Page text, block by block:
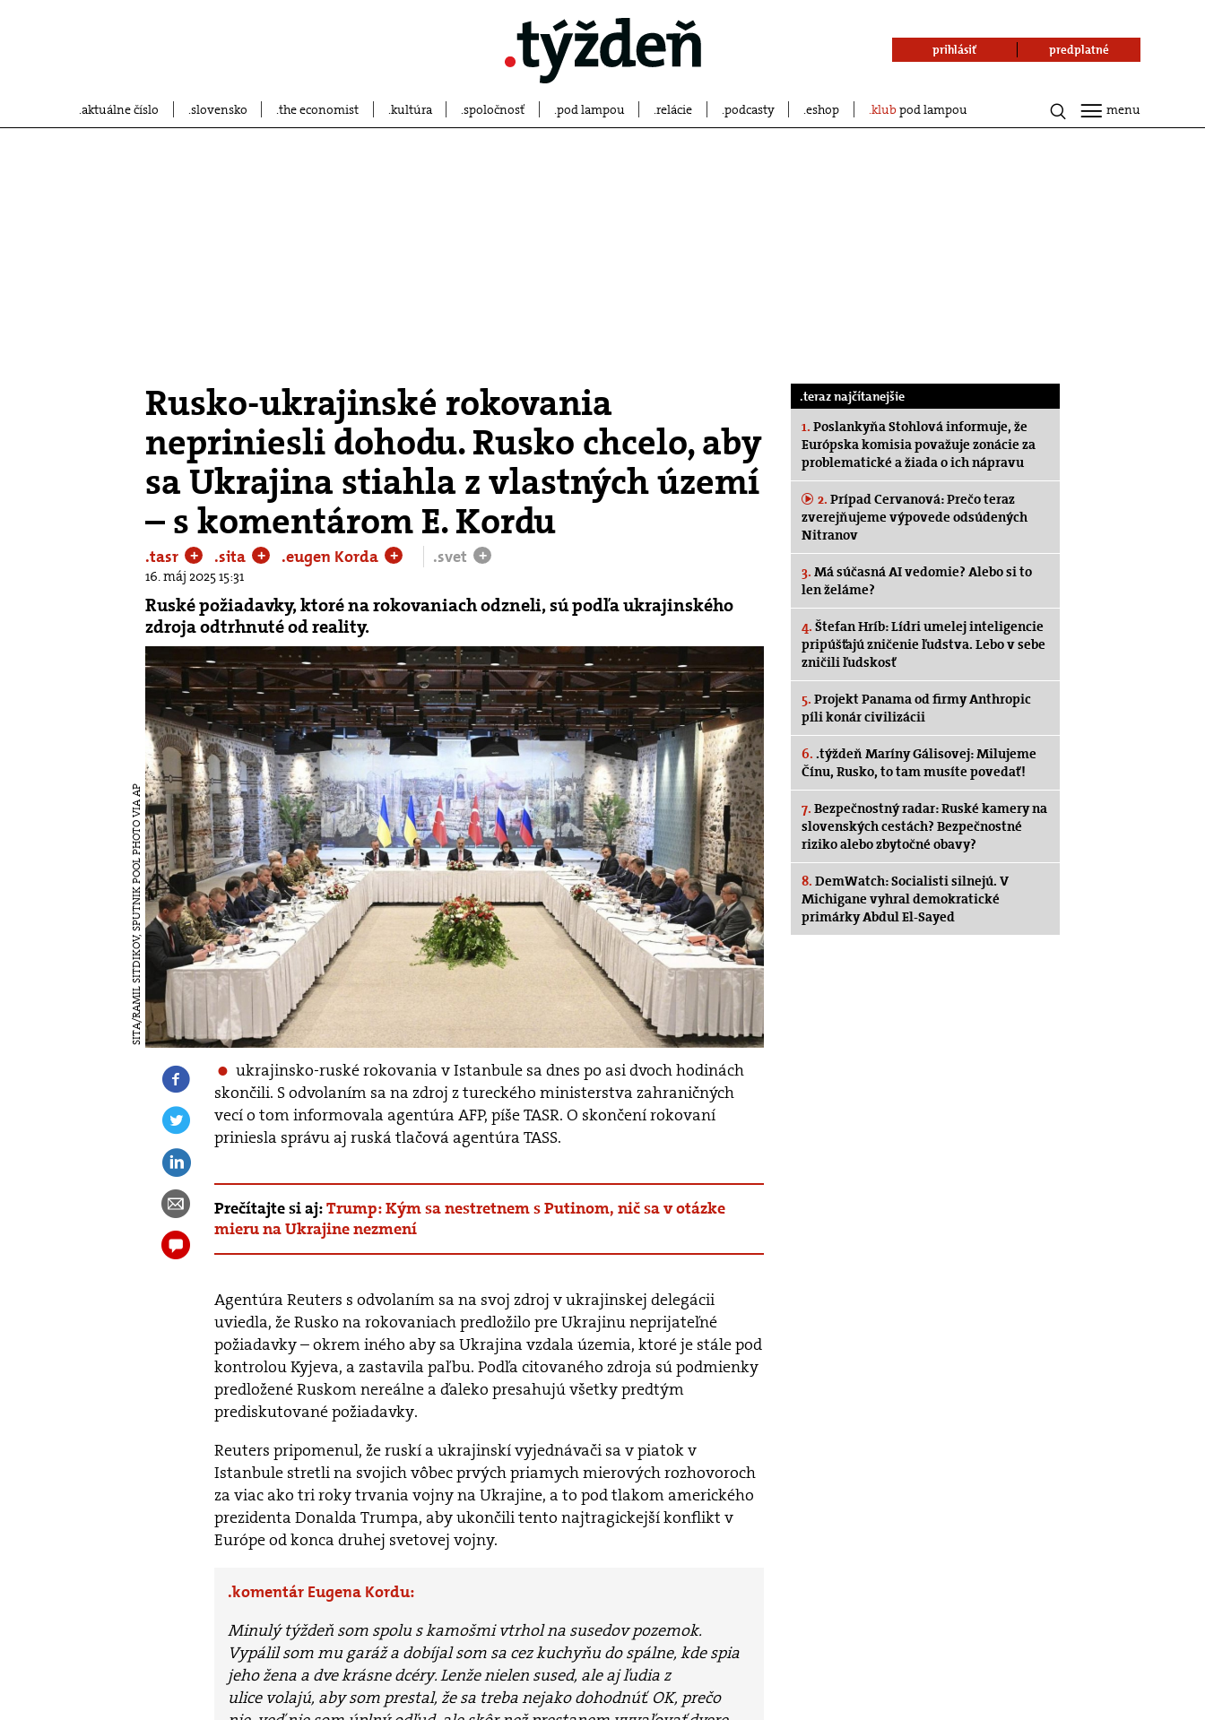
aktuálne číslo slovensko the economist kultúra spoločnosť pod lampou relácie podcasty eshop klubpod lampou
prihlásiť predplatné
menu
Rusko-ukrajinské rokovania
nepriniesli dohodu. Rusko chcelo, aby
sa Ukrajina stiahla z vlastných území
– s komentárom E. Kordu
.tasr + .sita + .eugen Korda + .svet +
16. máj 2025 15:31
Ruské požiadavky, ktoré na rokovaniach odzneli, sú podľa ukrajinského
zdroja odtrhnuté od reality.
SITA/RAMIL SITDIKOV, SPUTNIK POOL PHOTO VIA AP
ukrajinsko-ruské rokovania v Istanbule sa dnes po asi dvoch hodinách
skončili. S odvolaním sa na zdroj z tureckého ministerstva zahraničných
vecí o tom informovala agentúra AFP, píše TASR. O skončení rokovaní
priniesla správu aj ruská tlačová agentúra TASS.
Prečítajte si aj:Trump: Kým sa nestretnem s Putinom, nič sa v otázke
mieru na Ukrajine nezmení
Agentúra Reuters s odvolaním sa na svoj zdroj v ukrajinskej delegácii
uviedla, že Rusko na rokovaniach predložilo pre Ukrajinu neprijateľné
požiadavky – okrem iného aby sa Ukrajina vzdala územia, ktoré je stále pod
kontrolou Kyjeva, a zastavila paľbu. Podľa citovaného zdroja sú podmienky
predložené Ruskom nereálne a ďaleko presahujú všetky predtým
prediskutované požiadavky.
Reuters pripomenul, že ruskí a ukrajinskí vyjednávači sa v piatok v
Istanbule stretli na svojich vôbec prvých priamych mierových rozhovoroch
za viac ako tri roky trvania vojny na Ukrajine, a to pod tlakom amerického
prezidenta Donalda Trumpa, aby ukončili tento najtragickejší konflikt v
Európe od konca druhej svetovej vojny.
komentár Eugena Kordu:
Minulý týždeň som spolu s kamošmi vtrhol na susedov pozemok.
Vypálil som mu garáž a dobíjal som sa cez kuchyňu do spálne, kde spia
jeho žena a dve krásne dcéry. Lenže nielen sused, ale aj ľudia z
ulice volajú, aby som prestal, že sa treba nejako dohodnúť. OK, prečo
.teraz najčítanejšie
1. Poslankyňa Stohlová informuje, že
Európska komisia považuje zonácie za
problematické a žiada o ich nápravu
2. Prípad Cervanová: Prečo teraz
zverejňujeme výpovede odsúdených
Nitranov
3. Má súčasná AI vedomie? Alebo si to
len želáme?
4. Štefan Hríb: Lídri umelej inteligencie
pripúšťajú zničenie ľudstva. Lebo v sebe
zničili ľudskosť
5. Projekt Panama od firmy Anthropic
píli konár civilizácii
6. .týždeň Maríny Gálisovej: Milujeme
Čínu, Rusko, to tam musíte povedať!
7. Bezpečnostný radar: Ruské kamery na
slovenských cestách? Bezpečnostné
riziko alebo zbytočné obavy?
8. DemWatch: Socialisti silnejú. V
Michigane vyhral demokratické
primárky Abdul El-Sayed